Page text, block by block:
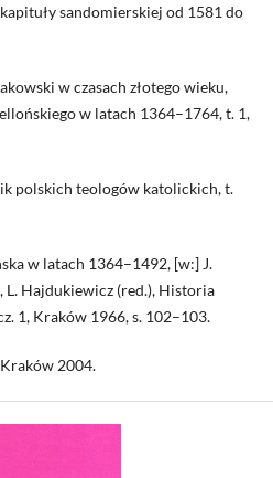
sandomierskiej od 1581 do
w czasach złotego wieku,
w latach 1364–1764, t. 1,
polskich teologów katolickich, t.
w latach 1364–1492, [w:] J.
L. Hajdukiewicz (red.), Historia
1, Kraków 1966, s. 102–103.
Kraków 2004.